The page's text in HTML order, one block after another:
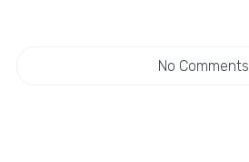
No Comments